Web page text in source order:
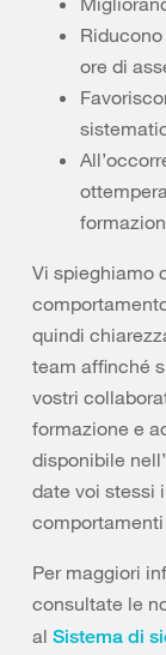
ore di
Vi spieghiamo
quindi
team affinché
vostri
formazione e
disponibile
date voi stessi
Per maggiori
consultate le
al Sistema di